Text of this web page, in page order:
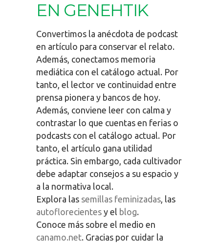
EN GENEHTIK
Convertimos la anécdota de podcast
en artículo para conservar el relato.
Además, conectamos memoria
mediática con el catálogo actual. Por
tanto, el lector ve continuidad entre
prensa pionera y bancos de hoy.
Además, conviene leer con calma y
contrastar lo que cuentas en ferias o
podcasts con el catálogo actual. Por
tanto, el artículo gana utilidad
práctica. Sin embargo, cada cultivador
debe adaptar consejos a su espacio y
a la normativa local.
Explora las semillas feminizadas, las
autoflorecientes y el blog.
Conoce más sobre el medio en
canamo.net. Gracias por cuidar la